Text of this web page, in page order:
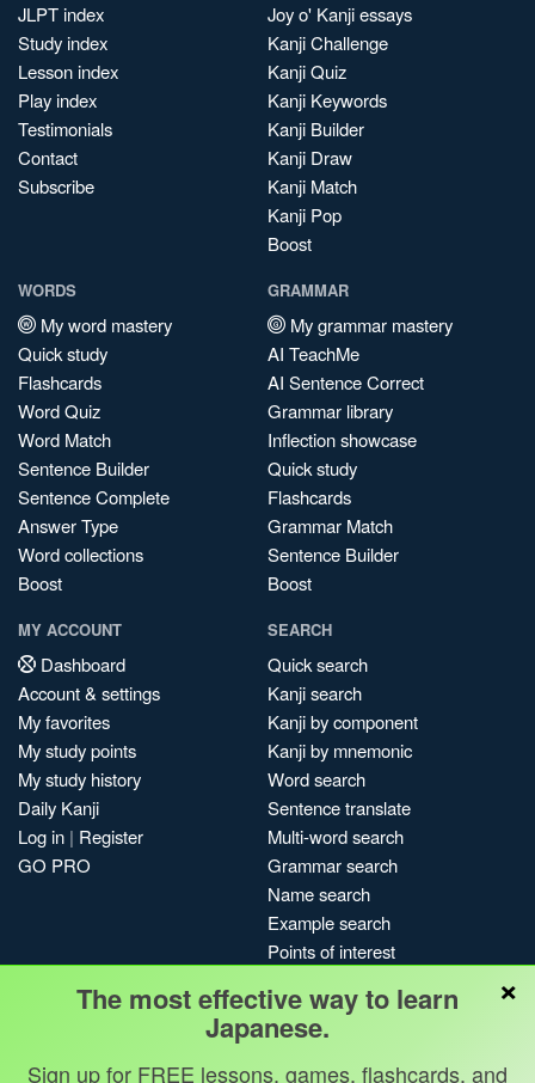
JLPT index
Study index
Lesson index
Play index
Testimonials
Contact
Subscribe
Joy o' Kanji essays
Kanji Challenge
Kanji Quiz
Kanji Keywords
Kanji Builder
Kanji Draw
Kanji Match
Kanji Pop
Boost
WORDS
My word mastery
Quick study
Flashcards
Word Quiz
Word Match
Sentence Builder
Sentence Complete
Answer Type
Word collections
Boost
GRAMMAR
My grammar mastery
AI TeachMe
AI Sentence Correct
Grammar library
Inflection showcase
Quick study
Flashcards
Grammar Match
Sentence Builder
Boost
MY ACCOUNT
Dashboard
Account & settings
My favorites
My study points
My study history
Daily Kanji
Log in | Register
GO PRO
SEARCH
Quick search
Kanji search
Kanji by component
Kanji by mnemonic
Word search
Sentence translate
Multi-word search
Grammar search
Name search
Example search
Points of interest
My search history
Search index
Blog
×
The most effective way to learn
Japanese.
Sign up for FREE lessons, games, flashcards, and